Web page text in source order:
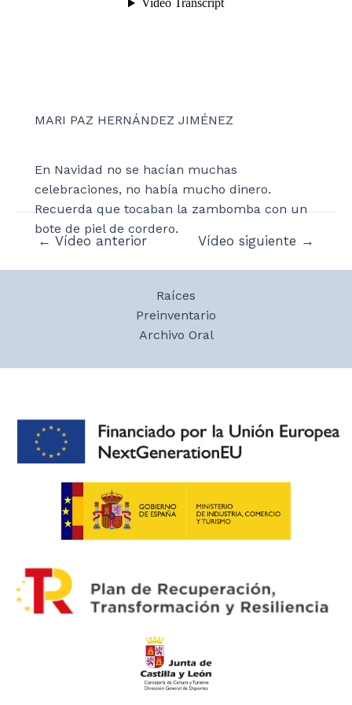
MARI PAZ HERNÁNDEZ JIMÉNEZ
En Navidad no se hacían muchas
celebraciones, no había mucho dinero.
Recuerda que tocaban la zambomba con un
bote de piel de cordero.
Navegación
← Vídeo anterior Vídeo siguiente →
Raíces
Preinventario
Archivo Oral